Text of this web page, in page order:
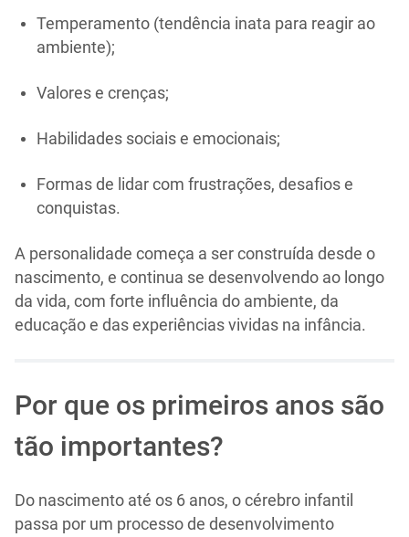
Temperamento (tendência inata para reagir ao
ambiente);
Valores e crenças;
Habilidades sociais e emocionais;
Formas de lidar com frustrações, desafios e
conquistas.
A personalidade começa a ser construída desde o
nascimento, e continua se desenvolvendo ao longo
da vida, com forte influência do ambiente, da
educação e das experiências vividas na infância.
Por que os primeiros anos são
tão importantes?
Do nascimento até os 6 anos, o cérebro infantil
passa por um processo de desenvolvimento